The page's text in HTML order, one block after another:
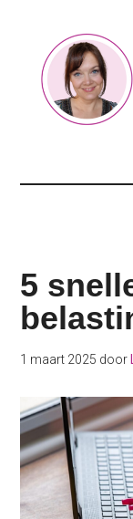
content
secondary
5
1 maart 2025 door